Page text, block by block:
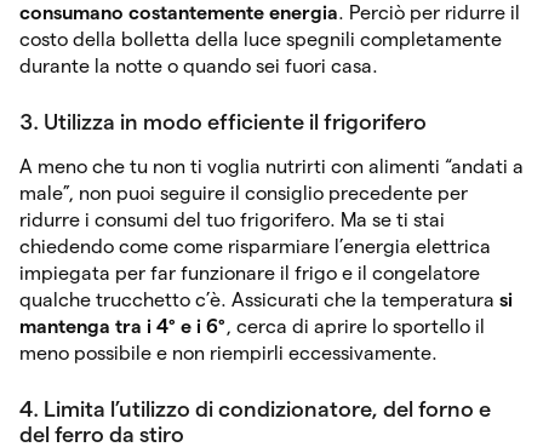
consumano costantemente energia. Perciò per ridurre il
costo della bolletta della luce spegnili completamente
durante la notte o quando sei fuori casa.
3. Utilizza in modo efficiente il frigorifero
A meno che tu non ti voglia nutrirti con alimenti “andati a
male”, non puoi seguire il consiglio precedente per
ridurre i consumi del tuo frigorifero. Ma se ti stai
chiedendo come come risparmiare l’energia elettrica
impiegata per far funzionare il frigo e il congelatore
qualche trucchetto c’è. Assicurati che la temperatura si
mantenga tra i 4° e i 6°, cerca di aprire lo sportello il
meno possibile e non riempirli eccessivamente.
4. Limita l’utilizzo di condizionatore, del forno e
del ferro da stiro